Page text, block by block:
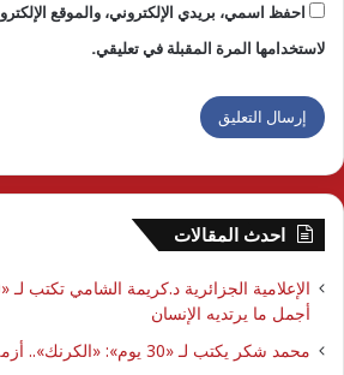
احفظ اسمي، بريدي الإلكتروني، والموقع
لاستخدامها المرة المقبلة في تعليقي.
احدث المقالات
أجمل ما يرتديه الإنسان
محمد شكر يكتب لـ «30 يوم»: «الكرنك».. أزمة سينما أتلفها الهوى